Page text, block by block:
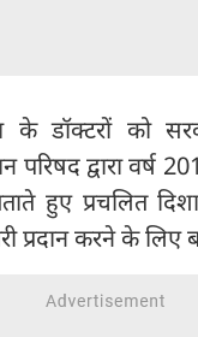
के डॉक्टरों को
परिषद द्वारा वर्ष
हुए प्रचलित
प्रदान करने के लिए